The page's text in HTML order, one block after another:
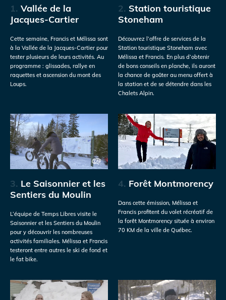
1. Vallée de la
Jacques-Cartier
Cette semaine, Francis et Mélissa sont
à la Vallée de la Jacques-Cartier pour
tester plusieurs de leurs activités. Au
programme : glissades, rallye en
raquettes et ascension du mont des
Loups.
2. Station touristique
Stoneham
Découvrez l’offre de services de la
Station touristique Stoneham avec
Mélissa et Francis. En plus d’obtenir
de bons conseils en planche, ils auront
la chance de goûter au menu offert à
la station et de se détendre dans les
Chalets Alpin.
3. Le Saisonnier et les
Sentiers du Moulin
L’équipe de Temps Libres visite le
Saisonnier et les Sentiers du Moulin
pour y découvrir les nombreuses
activités familiales. Mélissa et Francis
testeront entre autres le ski de fond et
le fat bike.
4. Forêt Montmorency
Dans cette émission, Mélissa et
Francis profitent du volet récréatif de
la forêt Montmorency située à environ
70 KM de la ville de Québec.